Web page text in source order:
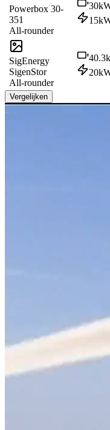
Powerbox 30-
351
All-rounder
30
15
SigEnergy
SigenStor
All-rounder
40.3
20
Vergelijken